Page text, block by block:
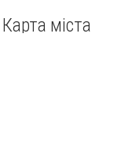
Карта міста